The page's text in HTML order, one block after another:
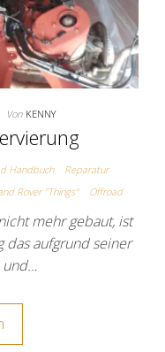
Von KENNY
Handbuch
Reparatur
Rover "Things" Offroad
mehr gebaut, ist
das aufgrund seiner
und…